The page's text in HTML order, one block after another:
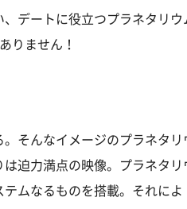
デートに役立つプラネタリウ
りません！
そんなイメージのプラネタリ
迫力満点の映像。プラネタリ
ムなるものを搭載。それによ